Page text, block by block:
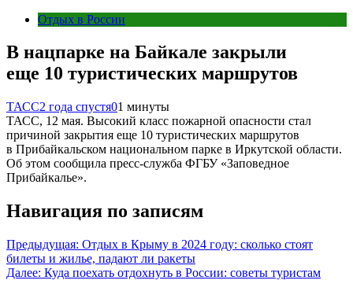
Отдых в России
В нацпарке на Байкале закрыли
еще 10 туристических маршрутов
ТАСС2 года спустя01 минуты
ТАСС, 12 мая. Высокий класс пожарной опасности стал
причиной закрытия еще 10 туристических маршрутов
в Прибайкальском национальном парке в Иркутской области.
Об этом сообщила пресс-служба ФГБУ «Заповедное
Прибайкалье».
Навигация по записям
Предыдущая: Отдых в Крыму в 2024 году: сколько стоят
билеты и жилье, падают ли ракеты
Далее: Куда поехать отдохнуть в России: советы туристам